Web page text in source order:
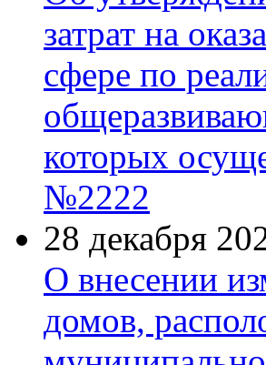
затрат на
сфере по
которых
№2222
28 декабря
О внесении
домов,